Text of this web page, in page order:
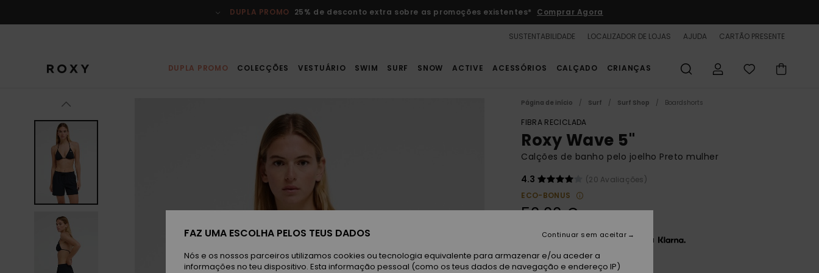
do
DUPLA PROMO 25% de desconto extra sobre as promoções existentes* Comprar Agora
SUSTENTABILIDADE LOCALIZADOR DE LOJAS AJUDA CARTÃO PRESENTE
DUPLA PROMO COLECÇÕES VESTUÁRIO SWIM SURF SNOW ACTIVE ACESSÓRIOS CALÇADO CRIANÇAS
Página de início Surf Surf Shop Boardshorts
FIBRA RECICLADA
Roxy Wave 5"
Calções de banho pelo joelho Preto mulher
4.3
(20 Avaliações)
ECO-BONUS
50,00 €
Paga 3 x 16,67 € sem juros com a
FAZ UMA ESCOLHA PELOS TEUS DADOS
Nós e os nossos parceiros utilizamos cookies ou tecnologia equivalente para armazenar e/ou aceder a
informações no teu dispositivo. Esta informação pessoal (como os teus dados de navegação e endereço IP)
Continuar sem aceitar